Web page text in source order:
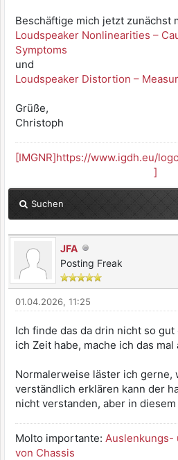
Beschäftige mich jetzt zunächst
Loudspeaker Nonlinearities –
Symptoms
und
Loudspeaker Distortion –
Grüße,
Christoph
[IMGNR]https://www.igdh.eu/
]
Suchen
JFA
Posting Freak
01.04.2026, 11:25
Ich finde das da drin nicht so
ich Zeit habe, mache ich das mal
Normalerweise läster ich gerne,
verständlich erklären kann der
nicht verstanden, aber in
Molto importante: Auslenkungs-
von Chassis